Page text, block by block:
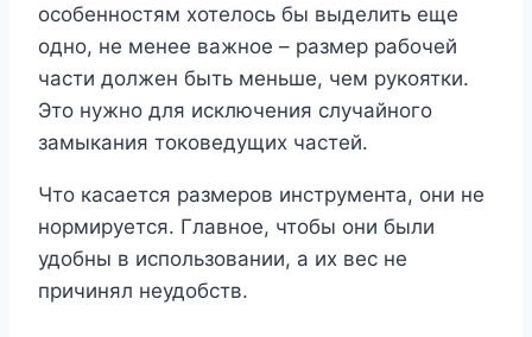
особенностям хотелось бы выделить еще
одно, не менее важное – размер рабочей
части должен быть меньше, чем рукоятки.
Это нужно для исключения случайного
замыкания токоведущих частей.
Что касается размеров инструмента, они не
нормируется. Главное, чтобы они были
удобны в использовании, а их вес не
причинял неудобств.